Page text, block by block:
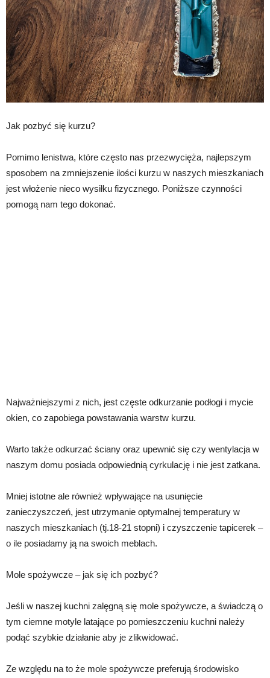
Jak pozbyć się kurzu?
Pomimo lenistwa, które często nas przezwycięża, najlepszym
sposobem na zmniejszenie ilości kurzu w naszych mieszkaniach
jest włożenie nieco wysiłku fizycznego. Poniższe czynności
pomogą nam tego dokonać.
Najważniejszymi z nich, jest częste odkurzanie podłogi i mycie
okien, co zapobiega powstawania warstw kurzu.
Warto także odkurzać ściany oraz upewnić się czy wentylacja w
naszym domu posiada odpowiednią cyrkulację i nie jest zatkana.
Mniej istotne ale również wpływające na usunięcie
zanieczyszczeń, jest utrzymanie optymalnej temperatury w
naszych mieszkaniach (tj.18-21 stopni) i czyszczenie tapicerek –
o ile posiadamy ją na swoich meblach.
Mole spożywcze – jak się ich pozbyć?
Jeśli w naszej kuchni zalęgną się mole spożywcze, a świadczą o
tym ciemne motyle latające po pomieszczeniu kuchni należy
podąć szybkie działanie aby je zlikwidować.
Ze względu na to że mole spożywcze preferują środowisko